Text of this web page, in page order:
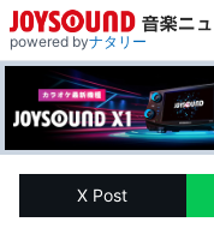
powered byナタリー
X Post